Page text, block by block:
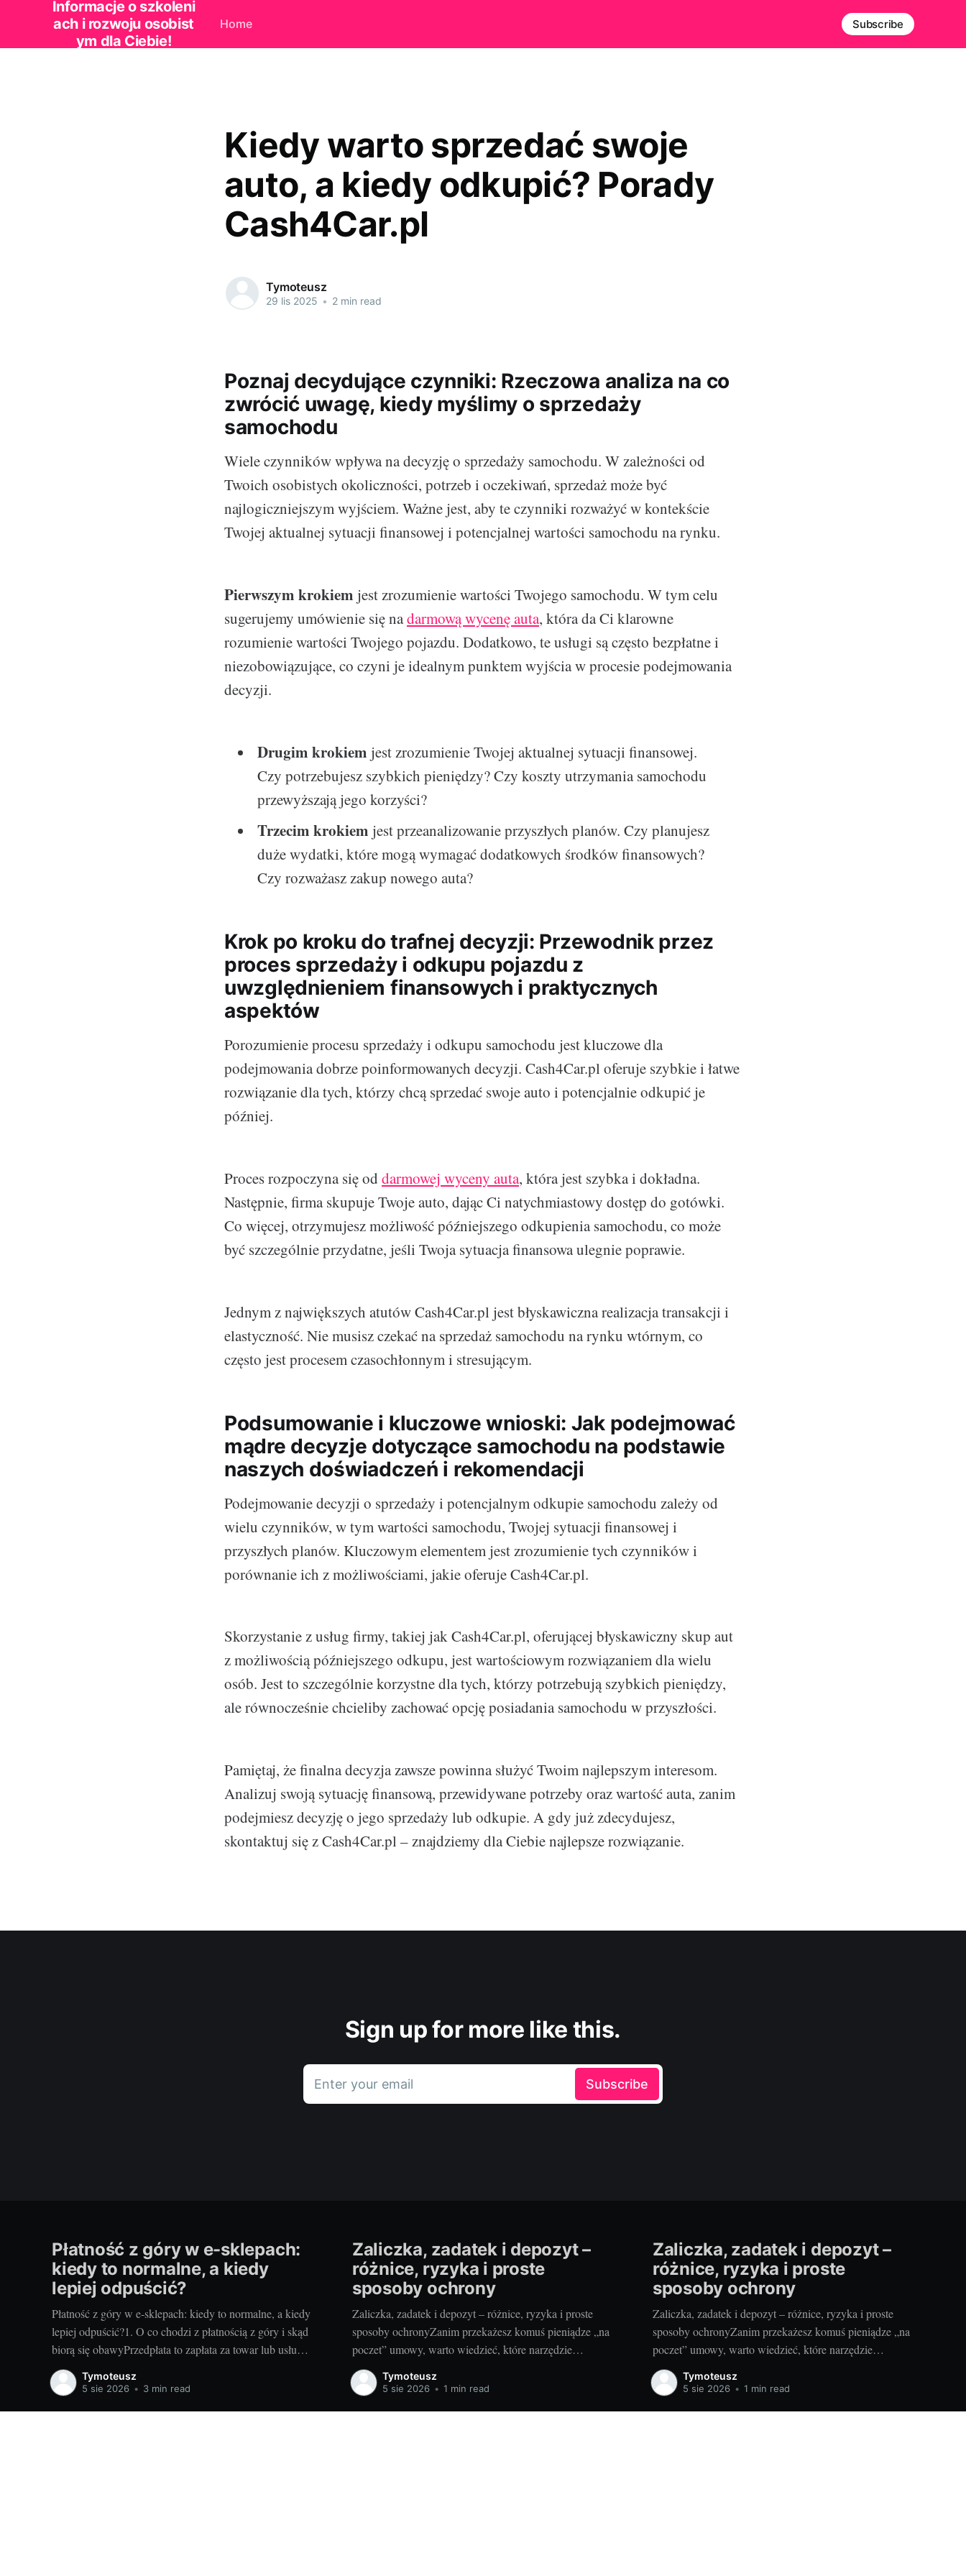
Informacje o szkoleni
ach i rozwoju osobist
ym dla Ciebie!
Home Subscribe
Kiedy warto sprzedać swoje
auto, a kiedy odkupić? Porady
Cash4Car.pl
Tymoteusz
29 lis 2025 • 2 min read
Poznaj decydujące czynniki: Rzeczowa analiza na co
zwrócić uwagę, kiedy myślimy o sprzedaży
samochodu
Wiele czynników wpływa na decyzję o sprzedaży samochodu. W zależności od
Twoich osobistych okoliczności, potrzeb i oczekiwań, sprzedaż może być
najlogiczniejszym wyjściem. Ważne jest, aby te czynniki rozważyć w kontekście
Twojej aktualnej sytuacji finansowej i potencjalnej wartości samochodu na rynku.
Pierwszym krokiem jest zrozumienie wartości Twojego samochodu. W tym celu
sugerujemy umówienie się nadarmową wycenę auta, która da Ci klarowne
rozumienie wartości Twojego pojazdu. Dodatkowo, te usługi są często bezpłatne i
niezobowiązujące, co czyni je idealnym punktem wyjścia w procesie podejmowania
decyzji.
Drugim krokiem jest zrozumienie Twojej aktualnej sytuacji finansowej.
Czy potrzebujesz szybkich pieniędzy? Czy koszty utrzymania samochodu
przewyższają jego korzyści?
Trzecim krokiem jest przeanalizowanie przyszłych planów. Czy planujesz
duże wydatki, które mogą wymagać dodatkowych środków finansowych?
Czy rozważasz zakup nowego auta?
Krok po kroku do trafnej decyzji: Przewodnik przez
proces sprzedaży i odkupu pojazdu z
uwzględnieniem finansowych i praktycznych
aspektów
Porozumienie procesu sprzedaży i odkupu samochodu jest kluczowe dla
podejmowania dobrze poinformowanych decyzji. Cash4Car.pl oferuje szybkie i łatwe
rozwiązanie dla tych, którzy chcą sprzedać swoje auto i potencjalnie odkupić je
później.
Proces rozpoczyna się od darmowej wyceny auta, która jest szybka i dokładna.
Następnie, firma skupuje Twoje auto, dając Ci natychmiastowy dostęp do gotówki.
Co więcej, otrzymujesz możliwość późniejszego odkupienia samochodu, co może
być szczególnie przydatne, jeśli Twoja sytuacja finansowa ulegnie poprawie.
Jednym z największych atutów Cash4Car.pl jest błyskawiczna realizacja transakcji i
elastyczność. Nie musisz czekać na sprzedaż samochodu na rynku wtórnym, co
często jest procesem czasochłonnym i stresującym.
Podsumowanie i kluczowe wnioski: Jak podejmować
mądre decyzje dotyczące samochodu na podstawie
naszych doświadczeń i rekomendacji
Podejmowanie decyzji o sprzedaży i potencjalnym odkupie samochodu zależy od
wielu czynników, w tym wartości samochodu, Twojej sytuacji finansowej i
przyszłych planów. Kluczowym elementem jest zrozumienie tych czynników i
porównanie ich z możliwościami, jakie oferuje Cash4Car.pl.
Skorzystanie z usług firmy, takiej jak Cash4Car.pl, oferującej błyskawiczny skup aut
z możliwością późniejszego odkupu, jest wartościowym rozwiązaniem dla wielu
osób. Jest to szczególnie korzystne dla tych, którzy potrzebują szybkich pieniędzy,
ale równocześnie chcieliby zachować opcję posiadania samochodu w przyszłości.
Pamiętaj, że finalna decyzja zawsze powinna służyć Twoim najlepszym interesom.
Analizuj swoją sytuację finansową, przewidywane potrzeby oraz wartość auta, zanim
podejmiesz decyzję o jego sprzedaży lub odkupie. A gdy już zdecydujesz,
skontaktuj się z Cash4Car.pl – znajdziemy dla Ciebie najlepsze rozwiązanie.
Sign up for more like this.
Enter your email Subscribe
Płatność z góry w e-sklepach:
kiedy to normalne, a kiedy
lepiej odpuścić?
Płatność z góry w e-sklepach: kiedy to normalne, a kiedy
lepiej odpuścić?1. O co chodzi z płatnością z góry i skąd
biorą się obawyPrzedpłata to zapłata za towar lub usługę
zanim sprzedawca je wyśle albo wykona. Sklepy proszą
o nią z kilku powodów: poprawia to płynność finansową,
Tymoteusz
5 sie 2026 • 3 min read
Zaliczka, zadatek i depozyt –
różnice, ryzyka i proste
sposoby ochrony
Zaliczka, zadatek i depozyt – różnice, ryzyka i proste
sposoby ochronyZanim przekażesz komuś pieniądze „na
poczet” umowy, warto wiedzieć, które narzędzie
wybierasz i jakie ma skutki. Inaczej potraktuje to
sprzedawca, inaczej sąd w razie sporu. Dobra decyzja na
Tymoteusz
5 sie 2026 • 1 min read
Zaliczka, zadatek i depozyt –
różnice, ryzyka i proste
sposoby ochrony
Zaliczka, zadatek i depozyt – różnice, ryzyka i proste
sposoby ochronyZanim przekażesz komuś pieniądze „na
poczet” umowy, warto wiedzieć, które narzędzie
wybierasz i jakie ma skutki. Inaczej potraktuje to
sprzedawca, inaczej sąd w razie sporu. Dobra decyzja na
Tymoteusz
5 sie 2026 • 1 min read